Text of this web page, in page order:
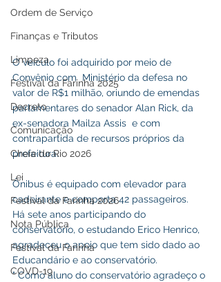
Ordem de Serviço
Finanças e Tributos
Limpeza
Festival da Farinha 2025
Decreto
Comunicação
Cheia do Rio 2026
Lei
Festival da Farinha 2026
Nota Pública
Festival da Farinha
COVD-19
O veículo foi adquirido por meio de
Convênio com  Ministério da defesa no
valor de R$1 milhão, oriundo de emendas
parlamentares do senador Alan Rick, da
ex-senadora Mailza Assis  e com
contrapartida de recursos próprios da
prefeitura.
Ônibus é equipado com elevador para
cadeirante e comporta 42 passageiros.
Há sete anos participando do
conservatório, o estudando Erico Henrico,
agradeceu o apoio que tem sido dado ao
Educandário e ao conservatório.
" Como aluno do conservatório agradeço o